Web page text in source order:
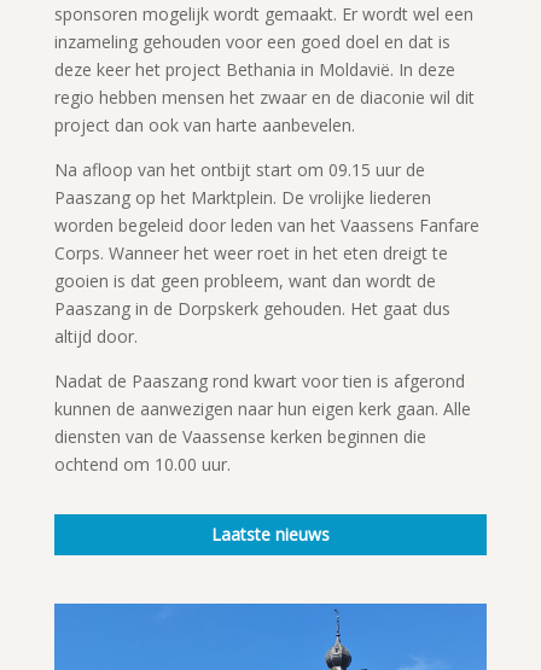
sponsoren mogelijk wordt gemaakt. Er wordt wel een
inzameling gehouden voor een goed doel en dat is
deze keer het project Bethania in Moldavië. In deze
regio hebben mensen het zwaar en de diaconie wil dit
project dan ook van harte aanbevelen.
Na afloop van het ontbijt start om 09.15 uur de
Paaszang op het Marktplein. De vrolijke liederen
worden begeleid door leden van het Vaassens Fanfare
Corps. Wanneer het weer roet in het eten dreigt te
gooien is dat geen probleem, want dan wordt de
Paaszang in de Dorpskerk gehouden. Het gaat dus
altijd door.
Nadat de Paaszang rond kwart voor tien is afgerond
kunnen de aanwezigen naar hun eigen kerk gaan. Alle
diensten van de Vaassense kerken beginnen die
ochtend om 10.00 uur.
Laatste nieuws